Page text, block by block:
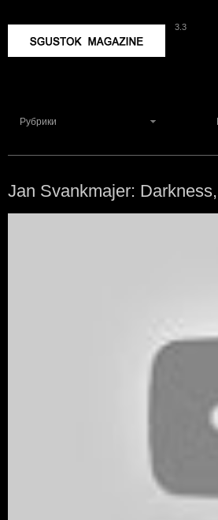
3.3
Рубрики
Jan Svankmajer: